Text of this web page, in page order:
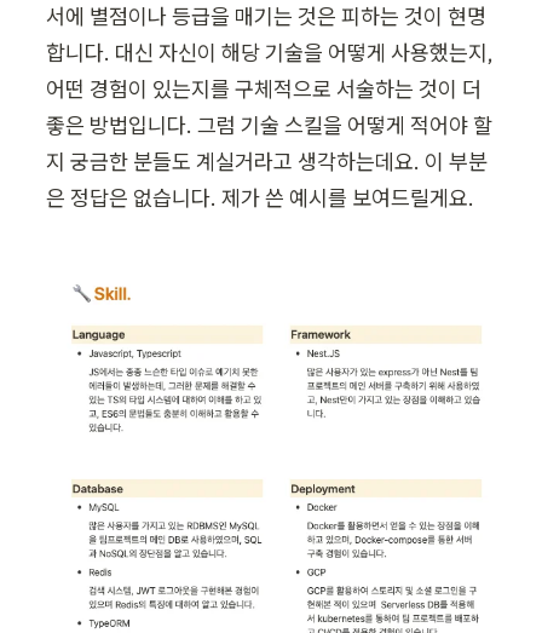
서에 별점이나 등급을 매기는 것은 피하는 것이 현명
합니다. 대신 자신이 해당 기술을 어떻게 사용했는지,
어떤 경험이 있는지를 구체적으로 서술하는 것이 더
좋은 방법입니다. 그럼 기술 스킬을 어떻게 적어야 할
지 궁금한 분들도 계실거라고 생각하는데요. 이 부분
은 정답은 없습니다. 제가 쓴 예시를 보여드릴게요.